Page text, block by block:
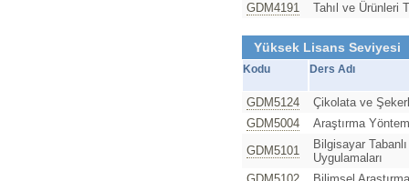
GDM4191
Tahıl ve Ürünleri
Yüksek Lisans Seviyesi
Kodu Ders Adı
GDM5124
Çikolata ve
GDM5004
Araştırma
GDM5101
Bilgisayar
Uygulamaları